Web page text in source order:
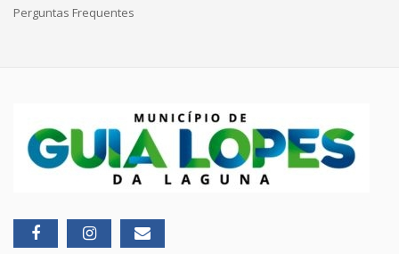
Perguntas Frequentes